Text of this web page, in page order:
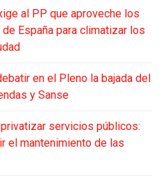
al PP que aproveche los
España para climatizar los
en el Pleno la bajada del
y Sanse
servicios públicos:
el mantenimiento de las